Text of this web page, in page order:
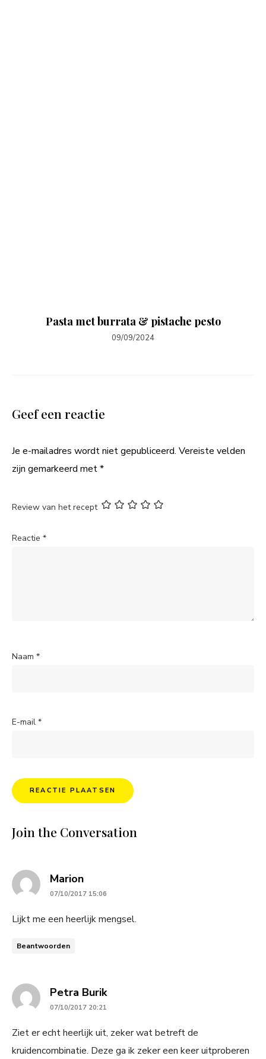
Pasta met burrata & pistache pesto
09/09/2024
Geef een reactie
Je e-mailadres wordt niet gepubliceerd. Vereiste velden
zijn gemarkeerd met*
Review van het recept
Reactie *
Naam *
E-mail *
Join the Conversation
Marionsays:
07/10/2017 15:06
Lijkt me een heerlijk mengsel.
Beantwoorden
Petra Buriksays:
07/10/2017 20:21
Ziet er echt heerlijk uit, zeker wat betreft de
kruidencombinatie. Deze ga ik zeker een keer uitproberen